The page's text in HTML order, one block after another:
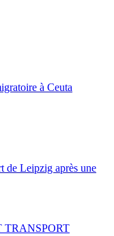
à Ceuta
de Leipzig après une
TRANSPORT